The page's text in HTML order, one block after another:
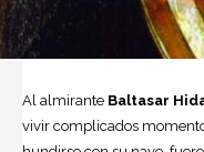
Al almirante Baltasar
vivir complicados